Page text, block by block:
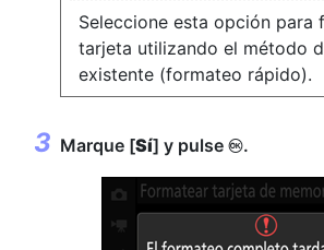
Seleccione esta opción para
tarjeta utilizando el método
existente (formateo rápido).
Marque [Sí] y pulse J.